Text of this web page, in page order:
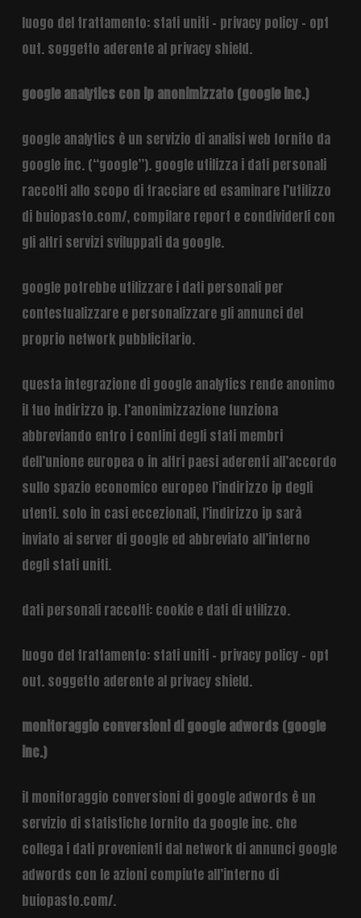
luogo del trattamento: stati uniti – privacy policy– opt
out. soggetto aderente al privacy shield.
google analytics con ip anonimizzato (google inc.)
google analytics è un servizio di analisi web fornito da
google inc. (“google”). google utilizza i dati personali
raccolti allo scopo di tracciare ed esaminare l’utilizzo
di buiopasto.com/, compilare report e condividerli con
gli altri servizi sviluppati da google.
google potrebbe utilizzare i dati personali per
contestualizzare e personalizzare gli annunci del
proprio network pubblicitario.
questa integrazione di google analytics rende anonimo
il tuo indirizzo ip. l’anonimizzazione funziona
abbreviando entro i confini degli stati membri
dell’unione europea o in altri paesi aderenti all’accordo
sullo spazio economico europeo l’indirizzo ip degli
utenti. solo in casi eccezionali, l’indirizzo ip sarà
inviato ai server di google ed abbreviato all’interno
degli stati uniti.
dati personali raccolti: cookie e dati di utilizzo.
luogo del trattamento: stati uniti – privacy policy– opt
out. soggetto aderente al privacy shield.
monitoraggio conversioni di google adwords (google
inc.)
il monitoraggio conversioni di google adwords è un
servizio di statistiche fornito da google inc. che
collega i dati provenienti dal network di annunci google
adwords con le azioni compiute all’interno di
buiopasto.com/.